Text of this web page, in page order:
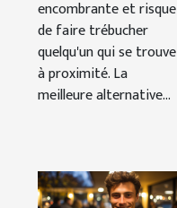
encombrante et risque
de faire trébucher
quelqu'un qui se trouve
à proximité. La
meilleure alternative...